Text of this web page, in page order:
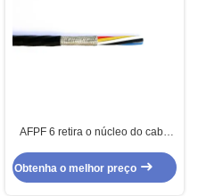
AFPF 6 retira o núcleo do cabo
para o controle de Metallugy
Obtenha o melhor preço